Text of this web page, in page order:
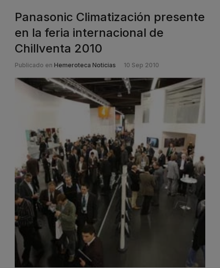
Panasonic Climatización presente
en la feria internacional de
Chillventa 2010
Publicado en Hemeroteca Noticias 10 Sep 2010